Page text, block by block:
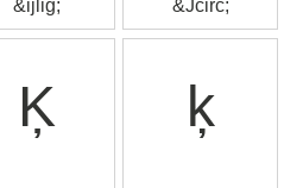
&ijlig; &Jcirc;
Ķ ķ